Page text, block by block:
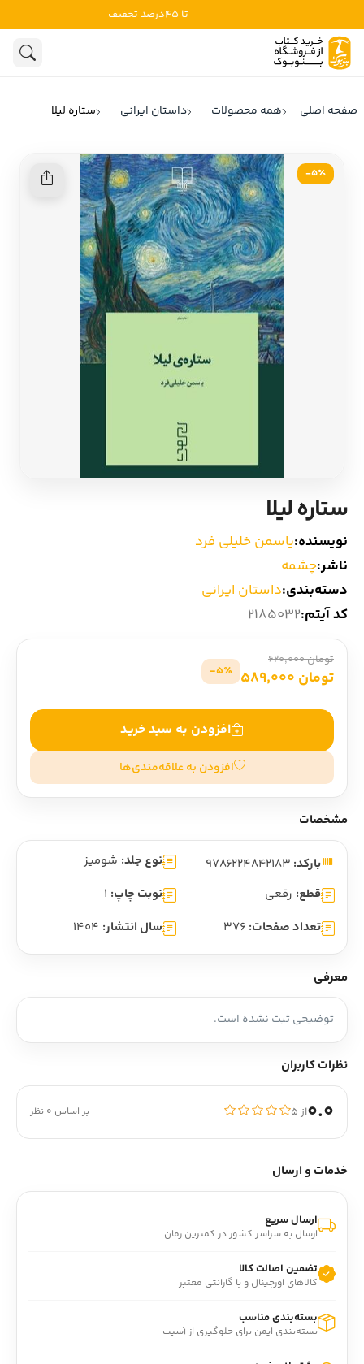
ادبیات
تاریخ و سیاست
کودک و نوجوان
ادبیات انگلیس
ادبیات فرانسه
ادبیات ایتالیا
ادبیات روسیه
ادبیات آمریکای لاتین
ادبیات آلمان
ادبیات آسیا
سایر کشورهای اروپا
داستان کوتاه
شعر و متون کهن
صفحه اصلی همه محصولات داستان ایرانی ستاره لیلا
5٪-
ستاره لیلا
نویسنده:یاسمن خلیلی فرد
ناشر:چشمه
دسته‌بندی:داستان ایرانی
کد آیتم:2185032
تومان 620,000
تومان 589,000 5٪-
افزودن به سبد خرید
افزودن به علاقه‌مندی‌ها
مشخصات
بارکد: نوع جلد: شومیز
قطع: رقعی نوبت چاپ: 1
تعداد صفحات: 376 سال انتشار: 1404
معرفی
توضیحی ثبت نشده است.
نظرات کاربران
0.0از ۵ بر اساس 0 نظر
خدمات و ارسال
ارسال سریع
ارسال به سراسر کشور در کمترین زمان
تضمین اصالت کالا
کالاهای اورجینال و با گارانتی معتبر
بسته‌بندی مناسب
بسته‌بندی ایمن برای جلوگیری از آسیب